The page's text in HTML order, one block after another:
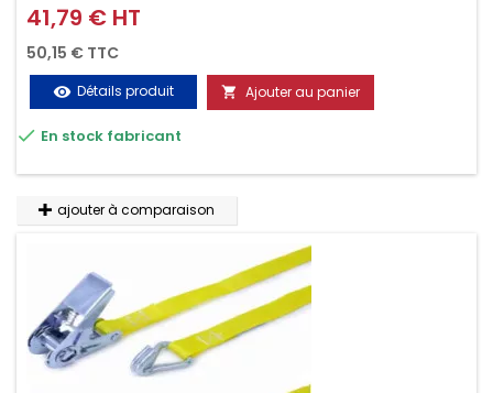
crochet en 2 parties (4.5M + 0.5M / 500daN), simple et rapide
d'utilisation. Permet d'arrimer et de sécuriser vos
chargements pendant le transport. Matière polyester très
résistante aux UV et aux variations de températures,
n'absorbe pas l'eau.
Prix
41,79 € HT
50,15 € TTC
visibility Détails produit  Ajouter au panier
 En stock fabricant
ajouter à comparaison